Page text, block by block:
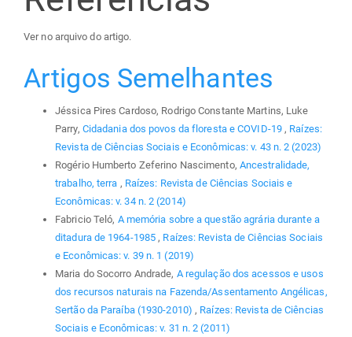
Ver no arquivo do artigo.
Artigos Semelhantes
Jéssica Pires Cardoso, Rodrigo Constante Martins, Luke
Parry, Cidadania dos povos da floresta e COVID-19, Raízes:
Revista de Ciências Sociais e Econômicas: v. 43 n. 2 (2023)
Rogério Humberto Zeferino Nascimento, Ancestralidade,
trabalho, terra , Raízes: Revista de Ciências Sociais e
Econômicas: v. 34 n. 2 (2014)
Fabricio Teló, A memória sobre a questão agrária durante a
ditadura de 1964-1985, Raízes: Revista de Ciências Sociais
e Econômicas: v. 39 n. 1 (2019)
Maria do Socorro Andrade, A regulação dos acessos e usos
dos recursos naturais na Fazenda/Assentamento Angélicas,
Sertão da Paraíba (1930-2010), Raízes: Revista de Ciências
Sociais e Econômicas: v. 31 n. 2 (2011)